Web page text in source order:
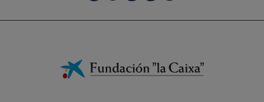
Fundación
La